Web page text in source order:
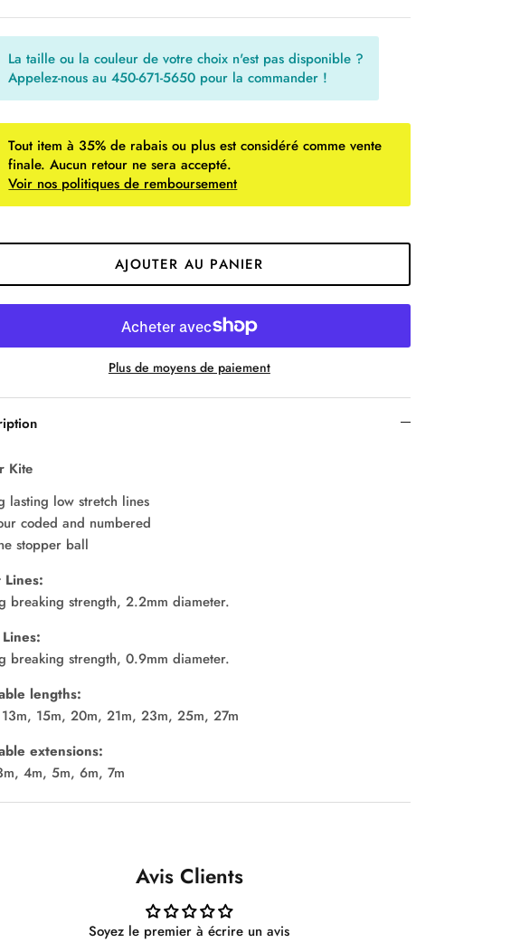
La taille ou la couleur de votre choix n'est pas disponible ?
Appelez-nous au 450-671-5650 pour la commander !
Tout item à 35% de rabais ou plus est considéré comme vente
finale. Aucun retour ne sera accepté.
Voir nos politiques de remboursement
AJOUTER AU PANIER
Plus de moyens de paiement
Kite
lasting low stretch lines
coded and numbered
stopper ball
Lines:
breaking strength, 2.2mm diameter.
breaking strength, 0.9mm diameter.
lengths:
15m, 20m, 21m, 23m, 25m, 27m
extensions:
4m, 5m, 6m, 7m
Avis Clients
Soyez le premier à écrire un avis